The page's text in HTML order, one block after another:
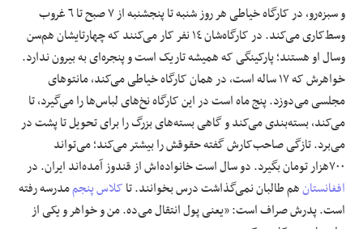
و سبزه‌رو، در کارگاه خیاطی هر روز شنبه تا پنجشنبه از ٧ صبح تا ٦ غروب
وسط‌کاری می‌کند. در کارگاه‌شان ١٤ نفر کار می‌کنند که چهارتایشان هم‌سن
وسال او هستند؛ پارکینگی که همیشه تاریک است و پنجره‌ای به بیرون ندارد.
خواهرش که ١٧ ساله است، در همان کارگاه خیاطی می‌کند، مانتوهای
مجلسی می‌دوزد. پنج ماه است در این کارگاه نخ‌های لباس‌ها را می‌گیرد، تا
می‌کند، بسته‌بندی می‌کند و گاهی بسته‌های بزرگ را برای تحویل تا پشت در
می‌برد. تازگی صاحب‌کارش گفته حقوقش را بیشتر می‌کند؛ می‌تواند
٧٠٠‌هزار تومان بگیرد. دو ‌سال است خانواده‌اش از قندوز آمده‌اند ایران. در
افغانستانهم طالبان نمی‌گذاشت درس بخوانند. تاکلاس پنجممدرسه رفته
است. پدرش صراف است: «یعنی پول انتقال می‌ده. من و خواهر و یکی از